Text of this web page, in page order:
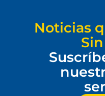
Noticias